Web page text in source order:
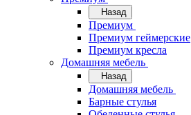
Назад
Премиум
Премиум геймерские
Премиум кресла
Домашняя мебель
Назад
Домашняя мебель
Барные стулья